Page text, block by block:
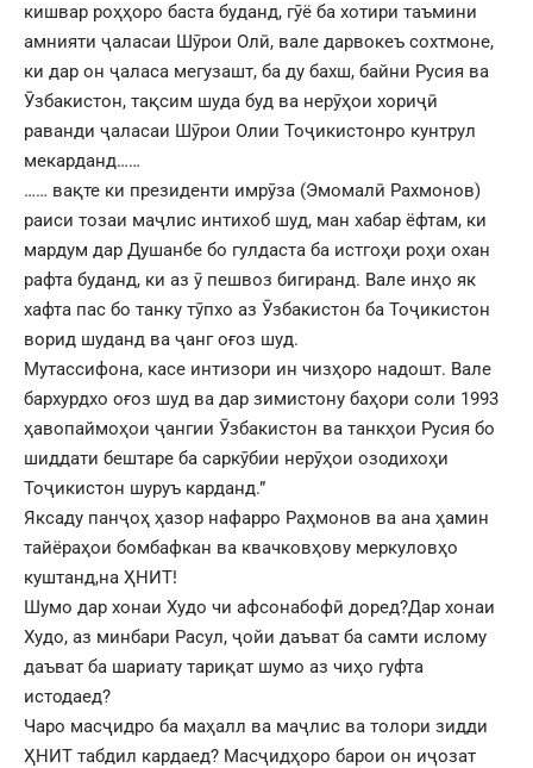
кишвар роҳҳоро баста буданд, гӯё ба хотири таъмини
амнияти ҷаласаи Шӯрои Олӣ, вале дарвокеъ сохтмоне,
ки дар он ҷаласа мегузашт, ба ду бахш, байни Русия ва
Ӯзбакистон, тақсим шуда буд ва нерӯҳои хориҷӣ
раванди ҷаласаи Шӯрои Олии Тоҷикистонро кунтрул
мекарданд……
…… вақте ки президенти имрӯза (Эмомалӣ Рахмонов)
раиси тозаи маҷлис интихоб шуд, ман хабар ёфтам, ки
мардум дар Душанбе бо гулдаста ба истгоҳи роҳи охан
рафта буданд, ки аз ӯ пешвоз бигиранд. Вале инҳо як
хафта пас бо танку тӯпхо аз Ӯзбакистон ба Тоҷикистон
ворид шуданд ва ҷанг оғоз шуд.
Мутассифона, касе интизори ин чизҳоро надошт. Вале
бархурдхо оғоз шуд ва дар зимистону баҳори соли 1993
ҳавопаймоҳои ҷангии Ӯзбакистон ва танкҳои Русия бо
шиддати бештаре ба саркӯбии нерӯҳои озодихоҳи
Тоҷикистон шуруъ карданд.”
Яксаду панҷоҳ ҳазор нафарро Раҳмонов ва ана ҳамин
тайёраҳои бомбафкан ва квачковҳову меркуловҳо
куштанд,на ҲНИТ!
Шумо дар хонаи Худо чи афсонабофӣ доред?Дар хонаи
Худо, аз минбари Расул, ҷойи даъват ба самти ислому
даъват ба шариату тариқат шумо аз чиҳо гуфта
истодаед?
Чаро масҷидро ба маҳалл ва маҷлис ва толори зидди
ҲНИТ табдил кардаед? Масҷидҳоро барои он иҷозат